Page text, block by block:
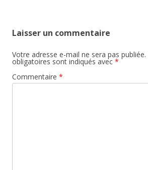
Laisser un commentaire
Votre adresse e-mail ne sera pas publiée.
obligatoires sont indiqués avec *
Commentaire *